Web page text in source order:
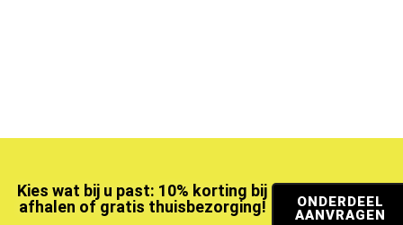
Kies wat bij u past: 10% korting bij
afhalen of gratis thuisbezorging!
ONDERDEEL
AANVRAGEN